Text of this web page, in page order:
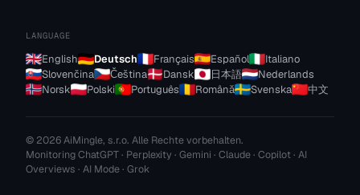
LANGUAGE
English Deutsch Français Español
Italiano
Slovenčina
Čeština Dansk 日本語
Nederlands
Norsk
Polski Português Română Svenska 中文
© 2026 AiMingle, s.r.o. Alle Rechte vorbehalten.
Monitoring ChatGPT · Perplexity · Gemini · Claude · Copilot · AI
Overviews · AI Mode · Grok